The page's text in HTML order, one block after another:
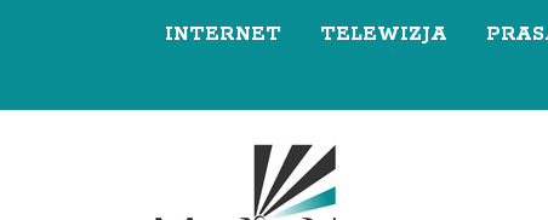
INTERNET TELEWIZJA